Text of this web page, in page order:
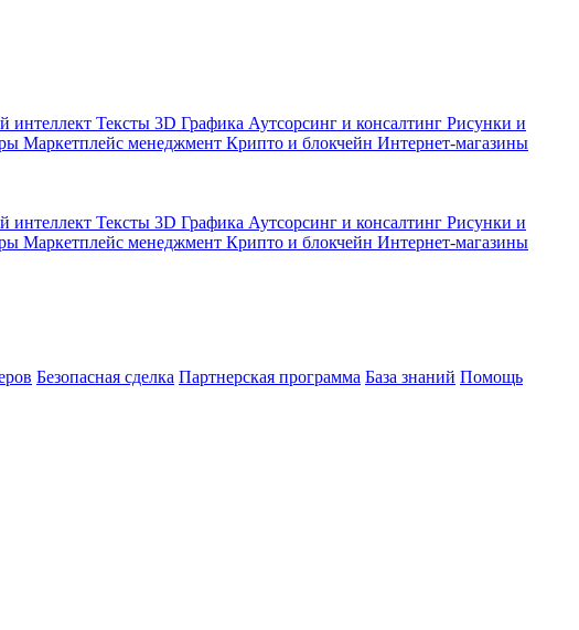
интеллект Тексты 3D Графика Аутсорсинг и консалтинг Рисунки и
Маркетплейс менеджмент Крипто и блокчейн Интернет-магазины
интеллект Тексты 3D Графика Аутсорсинг и консалтинг Рисунки и
Маркетплейс менеджмент Крипто и блокчейн Интернет-магазины
Безопасная сделка Партнерская программа База знаний Помощь